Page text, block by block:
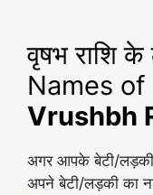
वृषभ राशि
Names of
Vrushbh
अगर आपके बेटी/लड़की
अपने बेटी/लड़की का